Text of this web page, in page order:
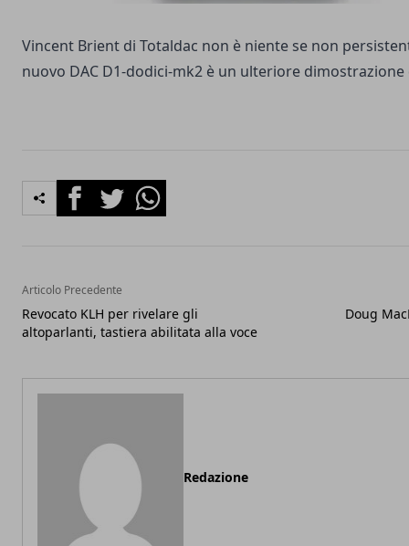
Vincent Brient di Totaldac non è niente se non
nuovo DAC D1-dodici-mk2 è un ulteriore
FacebookTwitterWhatsapp
Articolo Precedente
Revocato KLH per rivelare gli
altoparlanti, tastiera abilitata alla voce
Doug
Redazione